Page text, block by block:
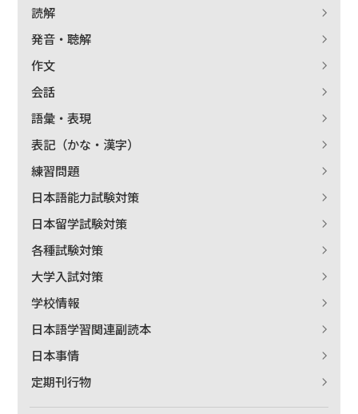
出版社名で絞り込む
著者名で絞り込む
読解
発音・聴解
作文
会話
語彙・表現
表記（かな・漢字）
練習問題
日本語能力試験対策
日本留学試験対策
各種試験対策
大学入試対策
学校情報
日本語学習関連副読本
日本事情
定期刊行物